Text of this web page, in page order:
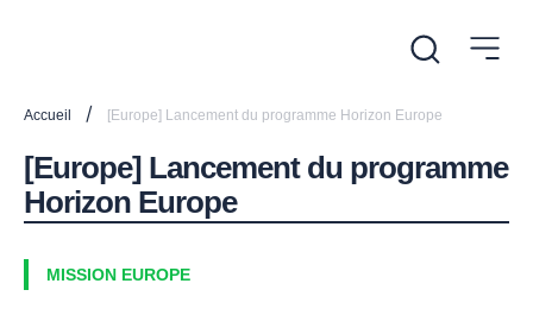
Accueil / [Europe] Lancement du programme Horizon Europe
[Europe] Lancement du programme
Horizon Europe
MISSION EUROPE